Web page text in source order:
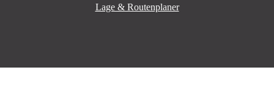
Lage & Routenplaner